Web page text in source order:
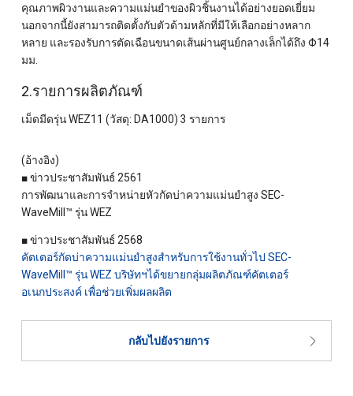
คุณภาพผิวงานและความแม่นยำของผิวชิ้นงานได้อย่างยอดเยี่ยม
นอกจากนี้ยังสามารถติดตั้งกับตัวด้ามหลักที่มีให้เลือกอย่างหลาก
หลาย และรองรับการตัดเฉือนขนาดเส้นผ่านศูนย์กลางเล็กได้ถึง Φ14
มม.
2.รายการผลิตภัณฑ์
เม็ดมีดรุ่น WEZ11 (วัสดุ: DA1000) 3 รายการ
(อ้างอิง)
■ ข่าวประชาสัมพันธ์ 2561
การพัฒนาและการจำหน่ายหัวกัดบ่าความแม่นยำสูง SEC-
WaveMill™ รุ่น WEZ
■ ข่าวประชาสัมพันธ์ 2568
คัตเตอร์กัดบ่าความแม่นยำสูงสำหรับการใช้งานทั่วไป SEC-
WaveMill™ รุ่น WEZ บริษัทฯได้ขยายกลุ่มผลิตภัณฑ์คัตเตอร์
อเนกประสงค์ เพื่อช่วยเพิ่มผลผลิต
กลับไปยังรายการ